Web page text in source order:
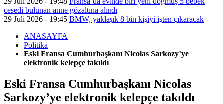
cesedi bulunan anne gözaltına alındı
29 Juli 2026 - 19:45 BMW, yaklaşık 8 bin kişiyi işten çıkaracak
ANASAYFA
Politika
Eski Fransa Cumhurbaşkanı Nicolas Sarkozy’ye
elektronik kelepçe takıldı
Eski Fransa Cumhurbaşkanı Nicolas
Sarkozy’ye elektronik kelepçe takıldı